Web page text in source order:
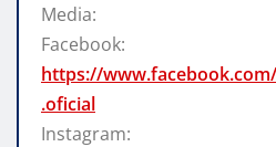
Media:
Facebook:
https://
.oficial
Instagram: